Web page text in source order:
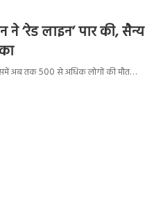
ने ‘रेड लाइन’ पार की, सैन्य
जिसमें अब तक 500 से अधिक लोगों की मौत…